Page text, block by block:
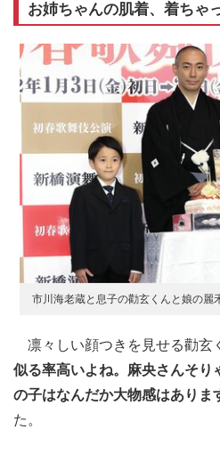
お姉ちゃんの肌着、着ちゃ
市川海老蔵と息子の勸玄くんと娘の麗
凛々しい顔つきを見せる勸玄
似る率高いよね。麻央さんそり
の子はなんだか大物感はありま
た。